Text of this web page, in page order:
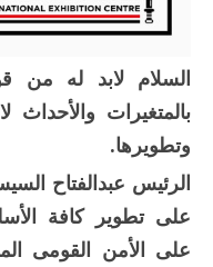
السلام لابد له من
بالمتغيرات والأحداث
وتطويرها.
الرئيس عبدالفتاح
على تطوير كافة
على الأمن القومى